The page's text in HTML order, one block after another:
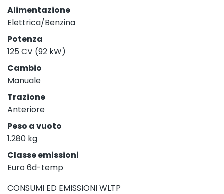
Alimentazione
Elettrica/Benzina
Potenza
125 CV (92 kW)
Cambio
Manuale
Trazione
Anteriore
Peso a vuoto
1.280 kg
Classe emissioni
Euro 6d-temp
CONSUMI ED EMISSIONI WLTP